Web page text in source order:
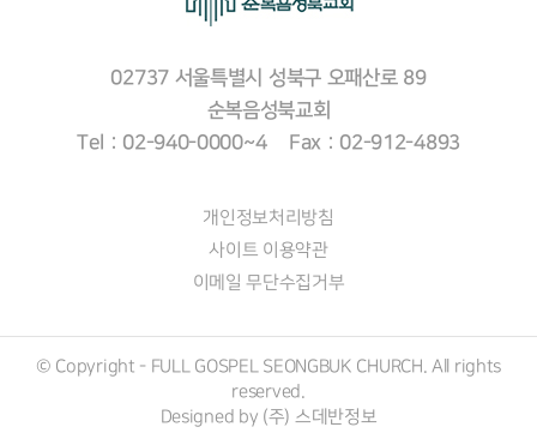
02737 서울특별시 성북구 오패산로 89
순복음성북교회
Tel : 02-940-0000~4 Fax : 02-912-4893
개인정보처리방침
사이트 이용약관
이메일 무단수집거부
© Copyright - FULL GOSPEL SEONGBUK CHURCH. All rights
reserved.
Designed by (주) 스데반정보